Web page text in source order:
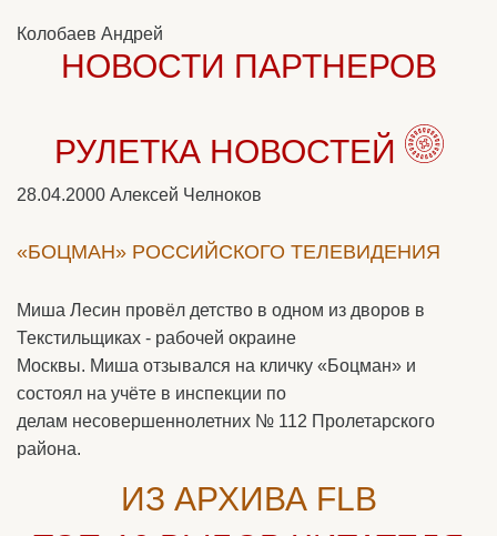
Колобаев Андрей
НОВОСТИ ПАРТНЕРОВ
РУЛЕТКА НОВОСТЕЙ
28.04.2000 Алексей Челноков
«БОЦМАН» РОССИЙСКОГО ТЕЛЕВИДЕНИЯ
Миша Лесин провёл детство в одном из дворов в
Текстильщиках - рабочей окраине
Москвы. Миша отзывался на кличку «Боцман» и
состоял на учёте в инспекции по
делам несовершеннолетних № 112 Пролетарского
района.
ИЗ АРХИВА FLB